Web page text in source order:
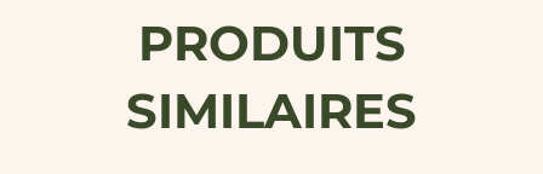
PRODUITS
SIMILAIRES